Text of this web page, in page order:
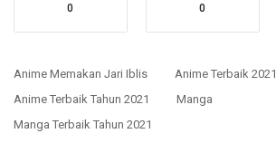
0 0
Anime Memakan Jari Iblis
Anime Terbaik 2021
Anime Terbaik Tahun 2021
Manga
Manga Terbaik Tahun 2021